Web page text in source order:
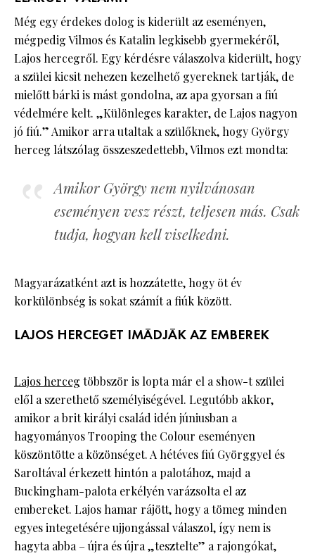
Még egy érdekes dolog is kiderült az eseményen,
mégpedig Vilmos és Katalin legkisebb gyermekéről,
Lajos hercegről. Egy kérdésre válaszolva kiderült, hogy
a szülei kicsit nehezen kezelhető gyereknek tartják, de
mielőtt bárki is mást gondolna, az apa gyorsan a fiú
védelmére kelt. „Különleges karakter, de Lajos nagyon
jó fiú.” Amikor arra utaltak a szülőknek, hogy György
herceg látszólag összeszedettebb, Vilmos ezt mondta:
Amikor György nem nyilvánosan
eseményen vesz részt, teljesen más. Csak
tudja, hogyan kell viselkedni.
Magyarázatként azt is hozzátette, hogy öt év
korkülönbség is sokat számít a fiúk között.
LAJOS HERCEGET IMÁDJÁK AZ EMBEREK
Lajos herceg többször is lopta már el a show-t szülei
elől a szerethető személyiségével. Legutóbb akkor,
amikor a brit királyi család idén júniusban a
hagyományos Trooping the Colour eseményen
köszöntötte a közönséget. A hétéves fiú Györggyel és
Saroltával érkezett hintón a palotához, majd a
Buckingham-palota erkélyén varázsolta el az
embereket. Lajos hamar rájött, hogy a tömeg minden
egyes integetésére ujjongással válaszol, így nem is
hagyta abba – újra és újra „tesztelte” a rajongókat,